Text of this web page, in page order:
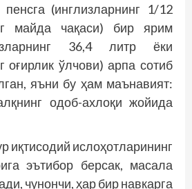
(инглизларнинг 1/12
майда чақаси) бир ярим
36,4 литр ёки
оғирлик ўлчови) арпа сотиб
яъни бу ҳам маънавият:
одоб-ахлоқи жойида
иқтисодий ислоҳотларининг
эътибор берсак, масала
чунончи, ҳар бир навкарга